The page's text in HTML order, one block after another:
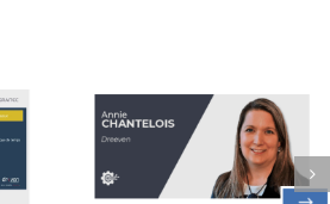
EN TEMPS